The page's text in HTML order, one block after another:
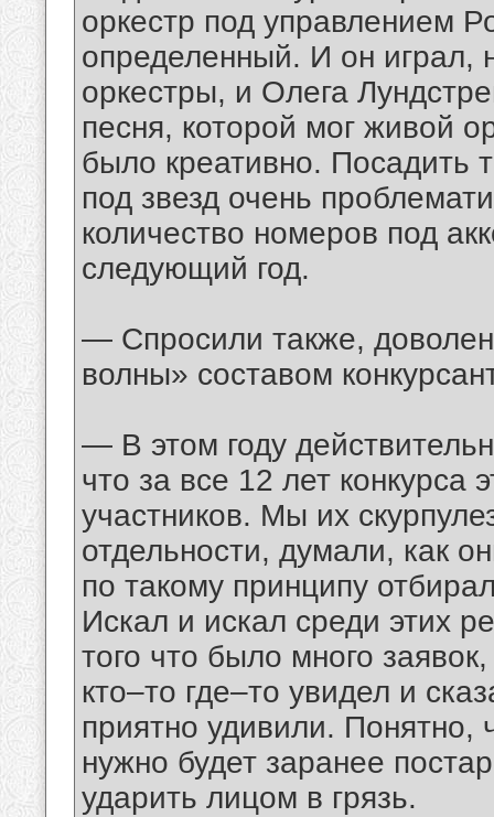
оркестр под управлением
определенный. И он
оркестры, и Олега
песня, которой мог живой
было креативно. Посадить
под звезд очень
количество номеров под
следующий год.
— Спросили также,
волны» составом
— В этом году
что за все 12 лет конкурса
участников. Мы их
отдельности, думали, как
по такому принципу
Искал и искал среди этих
того что было много
кто–то где–то увидел и
приятно удивили. Понятно,
нужно будет заранее
ударить лицом в грязь.